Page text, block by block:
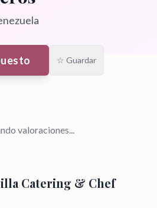
☆ Guardar
valoraciones...
Catering & Chef